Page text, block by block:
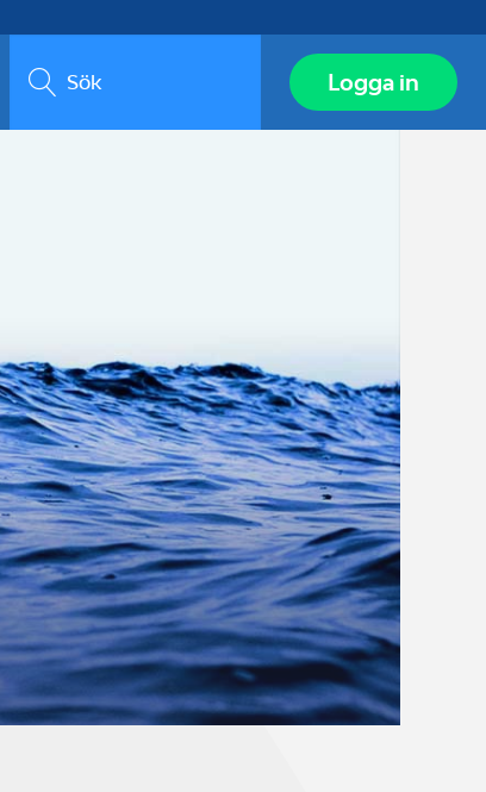
Sök Logga in